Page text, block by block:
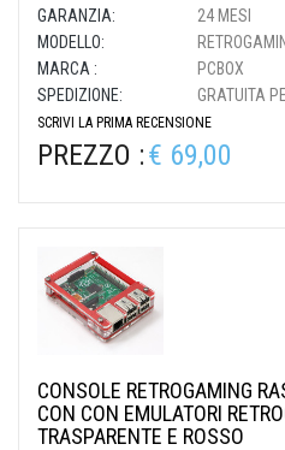
GARANZIA:
24 MESI
MODELLO:
MARCA :
PCBOX
SPEDIZIONE:
GRATUITA
SCRIVI LA PRIMA RECENSIONE
PREZZO :€ 69,00
CONSOLE RETROGAMING
CON CON EMULATORI
TRASPARENTE E ROSSO